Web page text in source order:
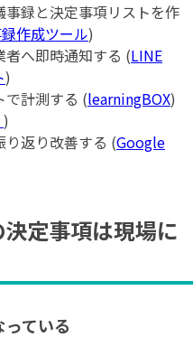
録と決定事項リストを作
作成ツール)
へ即時通知する (LINE
)
で計測する (learningBOX)
)
返り改善する (Google
定事項は現場に
ている